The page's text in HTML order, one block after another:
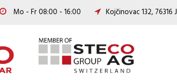
Mo - Fr 08:00 - 16:00 Kojčinovac 132, 76316